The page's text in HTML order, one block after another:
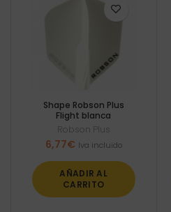
Shape Robson Plus
Flight blanca
Robson Plus
6,77€ Iva incluido
AÑADIR AL
CARRITO